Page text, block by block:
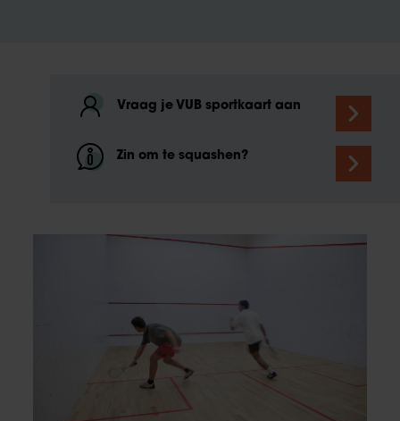
Vraag je VUB sportkaart aan
Zin om te squashen?